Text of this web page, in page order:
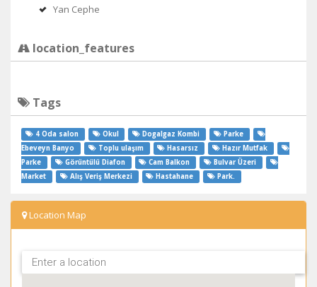
Yan Cephe
location_features
Tags
4 Oda salon Okul Dogalgaz Kombi
Parke
Ebeveyn Banyo
Toplu ulaşım Hasarsız
Hazır Mutfak
Parke
Görüntülü Diafon Cam Balkon
Bulvar Üzeri
Market
Alış Veriş Merkezi Hastahane Park.
Location Map